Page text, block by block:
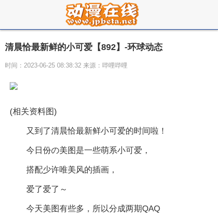
清晨恰最新鲜的小可爱【892】-环球动态
时间：2023-06-25 08:38:32 来源：哔哩哔哩
(相关资料图)
又到了清晨恰最新鲜小可爱的时间啦！
今日份の美图是一些萌系小可爱，
搭配少许唯美风的插画，
爱了爱了～
今天美图有些多，所以分成两期QAQ